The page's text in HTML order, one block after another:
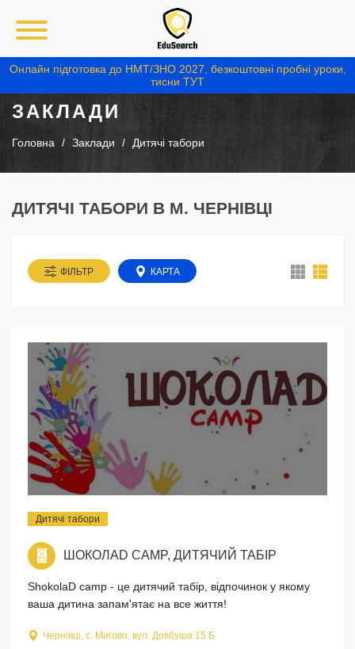
Онлайн підготовка до НМТ/ЗНО 2027, безкоштовні пробні уроки,
тисни ТУТ
ЗАКЛАДИ
Головна Заклади Дитячі табори
ДИТЯЧІ ТАБОРИ В М. ЧЕРНІВЦІ
ФІЛЬТР КАРТА
Дитячі табори
ШОКОЛАD CAMP, ДИТЯЧИЙ ТАБІР
ShokolaD camp - це дитячий табір, відпочинок у якому
ваша дитина запам'ятає на все життя!
Чернівці, с. Мигово, вул. Довбуша 15 Б